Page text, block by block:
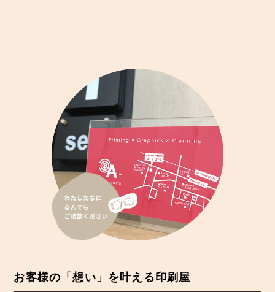
お客様の「想い」を叶える印刷屋